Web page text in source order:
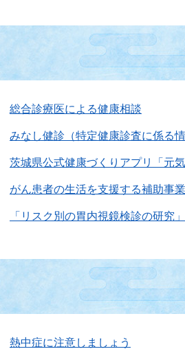
総合診療医による健康相談
みなし健診（特定健康診査に係る
茨城県公式健康づくりアプリ「元
がん患者の生活を支援する補助事
「リスク別の胃内視鏡検診の研究
熱中症に注意しましょう